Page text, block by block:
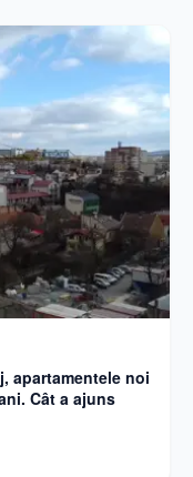
apartamentele noi
Cât a ajuns